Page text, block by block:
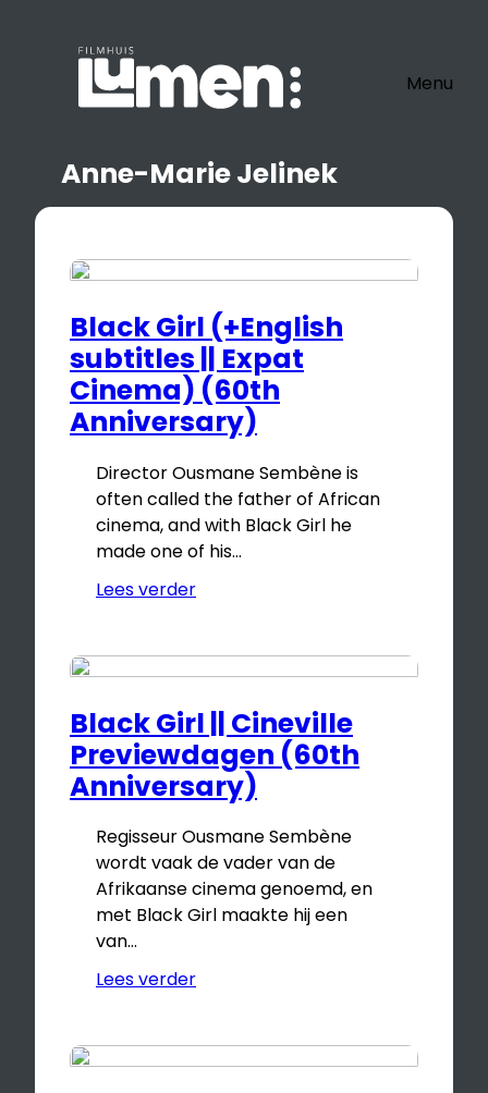
Menu
Anne-Marie Jelinek
Black Girl (+English
subtitles || Expat
Cinema) (60th
Anniversary)
Director Ousmane Sembène is
often called the father of African
cinema, and with Black Girl he
made one of his…
Lees verder
Black Girl || Cineville
Previewdagen (60th
Anniversary)
Regisseur Ousmane Sembène
wordt vaak de vader van de
Afrikaanse cinema genoemd, en
met Black Girl maakte hij een
van…
Lees verder